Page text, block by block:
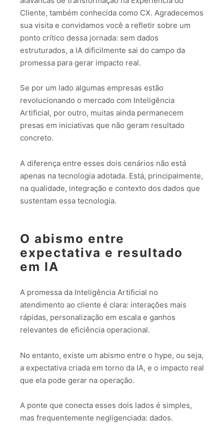
Cliente, também conhecida como CX. Agradecemos
sua visita e convidamos você a refletir sobre um
ponto crítico dessa jornada: sem dados
estruturados, a IA dificilmente sai do campo da
promessa para gerar impacto real.
Se por um lado algumas empresas estão
revolucionando o mercado com Inteligência
Artificial, por outro, muitas ainda permanecem
presas em iniciativas que não geram resultado
concreto.
A diferença entre esses dois cenários não está
apenas na tecnologia adotada. Está, principalmente,
na qualidade, integração e contexto dos dados que
sustentam essa tecnologia.
O abismo entre
expectativa e resultado
em IA
A promessa da Inteligência Artificial no
atendimento ao cliente é clara: interações mais
rápidas, personalização em escala e ganhos
relevantes de eficiência operacional.
No entanto, existe um abismo entre o hype, ou seja,
a expectativa criada em torno da IA, e o impacto real
que ela pode gerar na operação.
A ponte que conecta esses dois lados é simples,
mas frequentemente negligenciada: dados.